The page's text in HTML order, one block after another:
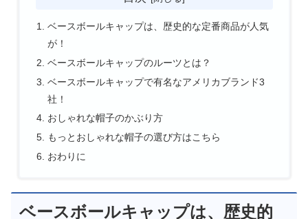
ベースボールキャップは、歴史的な定番商品が人気
が！
ベースボールキャップのルーツとは？
ベースボールキャップで有名なアメリカブランド3
社！
おしゃれな帽子のかぶり方
もっとおしゃれな帽子の選び方はこちら
おわりに
ベースボールキャップは、歴史的